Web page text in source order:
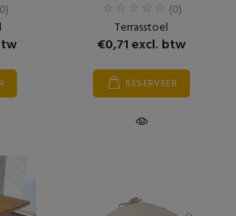
(0)
Terrasstoel
€0,71 excl. btw
RESERVEER